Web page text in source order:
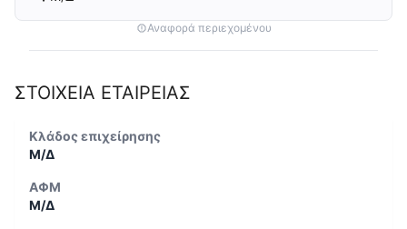
Αναφορά περιεχομένου
ΣΤΟΙΧΕΙΑ ΕΤΑΙΡΕΙΑΣ
Κλάδος επιχείρησης
Μ/Δ
ΑΦΜ
Μ/Δ